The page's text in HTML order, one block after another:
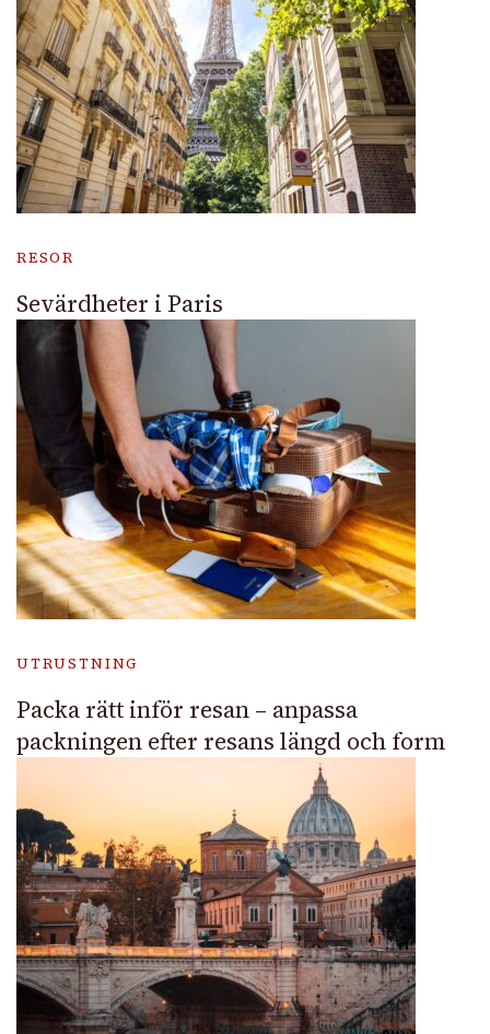
RESOR
Sevärdheter i Paris
UTRUSTNING
Packa rätt inför resan – anpassa
packningen efter resans längd och form